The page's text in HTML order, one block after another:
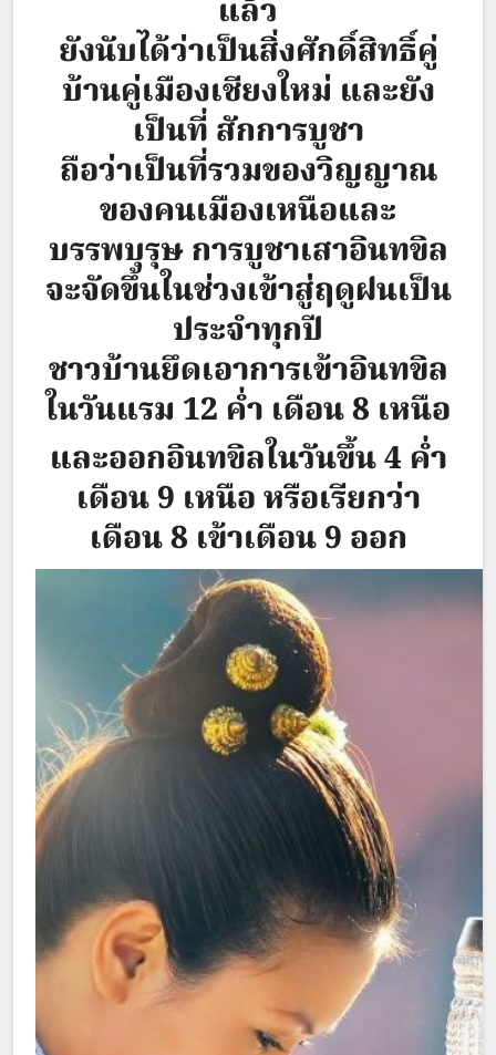
แล้ว
ยังนับได้ว่าเป็นสิ่งศักดิ์สิทธิ์คู่
บ้านคู่เมืองเชียงใหม่ และยัง
เป็นที่ สักการบูชา
ถือว่าเป็นที่รวมของวิญญาณ
ของคนเมืองเหนือและ
บรรพบุรุษ การบูชาเสาอินทขิล
จะจัดขึ้นในช่วงเข้าสู่ฤดูฝนเป็น
ประจำทุกปี
ชาวบ้านยึดเอาการเข้าอินทขิล
ในวันแรม 12 ค่ำ เดือน 8 เหนือ
และออกอินทขิลในวันขึ้น 4 ค่ำ
เดือน 9 เหนือ หรือเรียกว่า
เดือน 8 เข้าเดือน 9 ออก